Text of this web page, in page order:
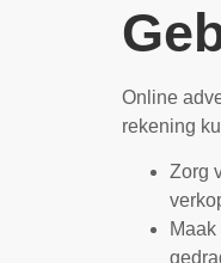
Online
rekening
Zorg